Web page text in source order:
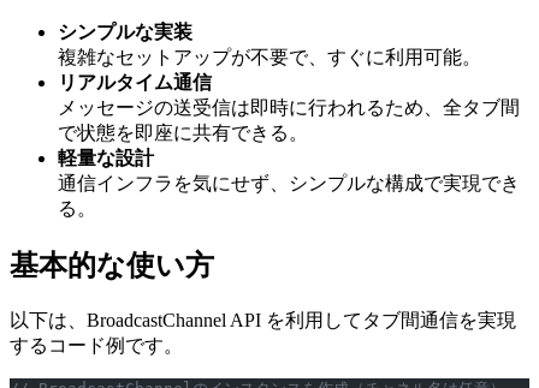
シンプルな実装
複雑なセットアップが不要で、すぐに利用可能。
リアルタイム通信
メッセージの送受信は即時に行われるため、全タブ間
で状態を即座に共有できる。
軽量な設計
通信インフラを気にせず、シンプルな構成で実現でき
る。
基本的な使い方
以下は、BroadcastChannel API を利用してタブ間通信を実現
するコード例です。